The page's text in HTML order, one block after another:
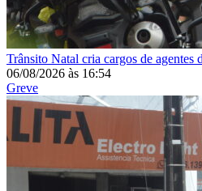
Trânsito Natal cria cargos de agentes
06/08/2026 às 16:54
Greve